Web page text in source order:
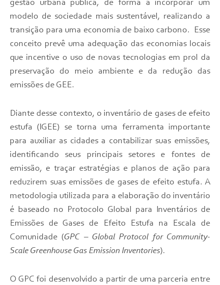
gestão urbana pública, de forma a incorporar um
modelo de sociedade mais sustentável, realizando a
transição para uma economia de baixo carbono. Esse
conceito prevê uma adequação das economias locais
que incentive o uso de novas tecnologias em prol da
preservação do meio ambiente e da redução das
emissões de GEE.
Diante desse contexto, o inventário de gases de efeito
estufa (IGEE) se torna uma ferramenta importante
para auxiliar as cidades a contabilizar suas emissões,
identificando seus principais setores e fontes de
emissão, e traçar estratégias e planos de ação para
reduzirem suas emissões de gases de efeito estufa. A
metodologia utilizada para a elaboração do inventário
é baseado no Protocolo Global para Inventários de
Emissões de Gases de Efeito Estufa na Escala de
Comunidade (GPC – Global Protocol for Community-
Scale Greenhouse Gas Emission Inventories).
O GPC foi desenvolvido a partir de uma parceria entre